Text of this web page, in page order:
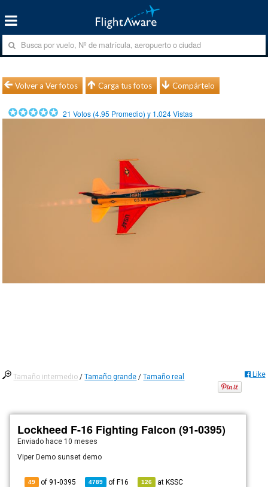
Volver a Ver fotos Carga tus fotos Compártelo
21 Votos (4.95 Promedio) y 1.024Vistas
Tamaño intermedio /Tamaño grande /Tamaño real Like
Lockheed F-16 Fighting Falcon (91-0395)
Enviado hace 10 meses
Viper Demo sunset demo
49 of 91-0395 4789 ofF16 126 atKSSC